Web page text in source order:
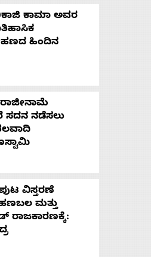
ಕಾಮಾ ಅವರ
ಹಿಂದಿನ
ರಾಜೀನಾಮೆ
ಸದನ ನಡೆಸಲು
ವಿಸ್ತರಣೆ
ಮತ್ತು
ರಾಜಕಾರಣಕ್ಕೆ: